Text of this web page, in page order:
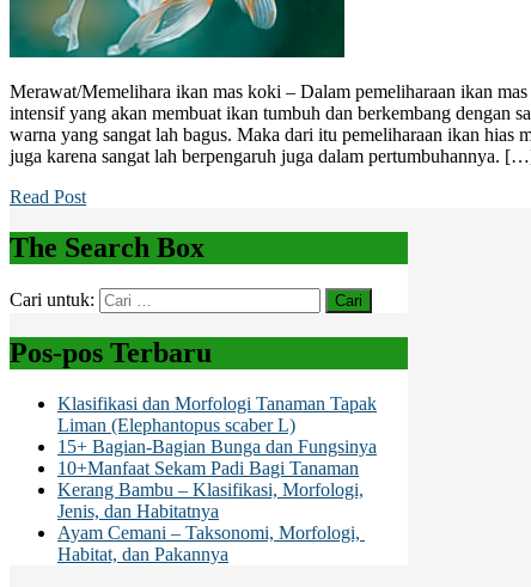
Merawat/Memelihara ikan mas koki – Dalam pemeliharaan ikan
intensif yang akan membuat ikan tumbuh dan berkembang dengan
warna yang sangat lah bagus. Maka dari itu pemeliharaan ikan hias
juga karena sangat lah berpengaruh juga dalam pertumbuhannya.
Read Post
The Search Box
Cari untuk:
Pos-pos Terbaru
Klasifikasi dan Morfologi Tanaman Tapak
Liman (Elephantopus scaber L)
15+ Bagian-Bagian Bunga dan Fungsinya
10+Manfaat Sekam Padi Bagi Tanaman
Kerang Bambu – Klasifikasi, Morfologi,
Jenis, dan Habitatnya
Ayam Cemani – Taksonomi, Morfologi,
Habitat, dan Pakannya